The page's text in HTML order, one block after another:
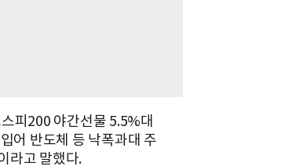
피200 야간선물 5.5%대
어 반도체 등 낙폭과대 주
라고 말했다.